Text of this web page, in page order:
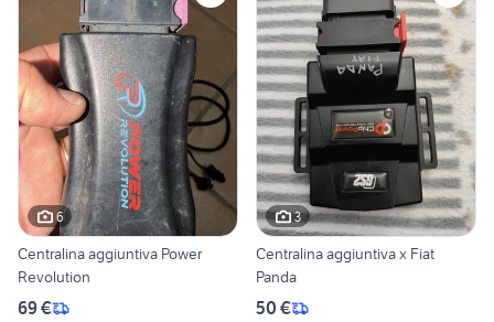
6
Centralina aggiuntiva Power
Revolution
69 €
3
Centralina aggiuntiva x Fiat
Panda
50 €